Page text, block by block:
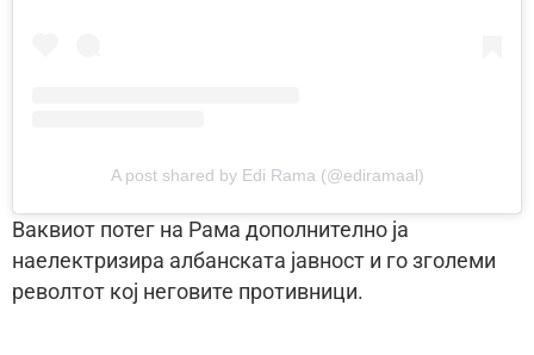
A post shared by Edi Rama (@ediramaal)
Ваквиот потег на Рама дополнително ја
наелектризира албанската јавност и го зголеми
револтот кој неговите противници.